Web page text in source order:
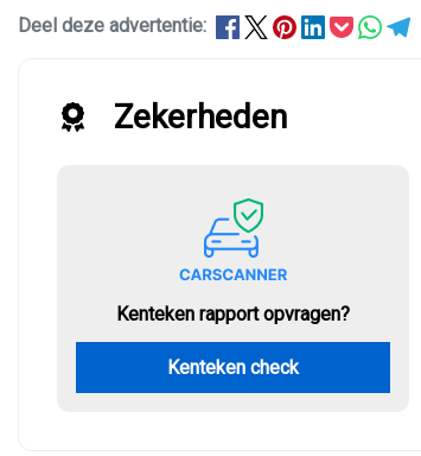
Deel deze advertentie:
Zekerheden
Kenteken rapport opvragen?
Kenteken check